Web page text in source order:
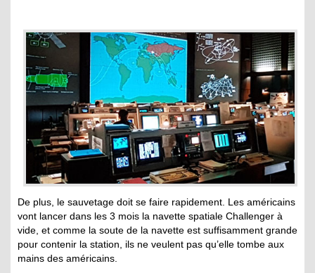
De plus, le sauvetage doit se faire rapidement. Les américains
vont lancer dans les 3 mois la navette spatiale Challenger à
vide, et comme la soute de la navette est suffisamment grande
pour contenir la station, ils ne veulent pas qu’elle tombe aux
mains des américains.